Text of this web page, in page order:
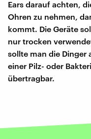
Ears darauf achten,
Ohren zu nehmen,
kommt. Die Geräte
nur trocken
sollte man die Dinger
einer Pilz- oder
übertragbar.